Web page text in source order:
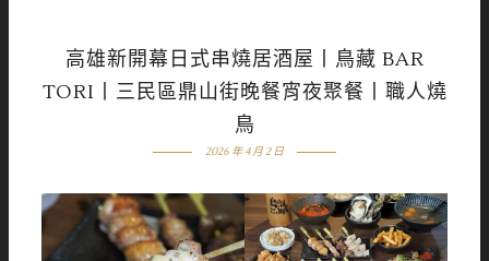
高雄新開幕日式串燒居酒屋丨鳥藏 BAR
TORI丨三民區鼎山街晚餐宵夜聚餐丨職人燒
鳥
2026 年 4 月 2 日